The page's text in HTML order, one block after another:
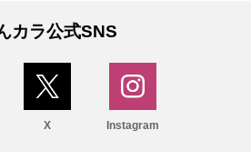
カラ公式SNS
X Instagram